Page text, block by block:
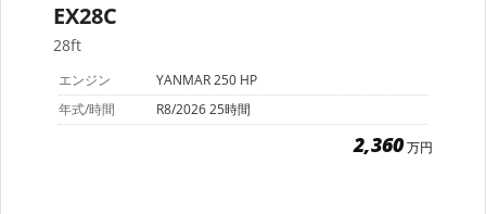
EX28C
28ft
エンジン
YANMAR 250 HP
年式/時間
R8/2026 25時間
2,360万円